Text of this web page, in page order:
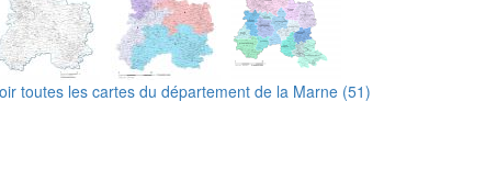
toutes les cartes du département de la Marne (51)